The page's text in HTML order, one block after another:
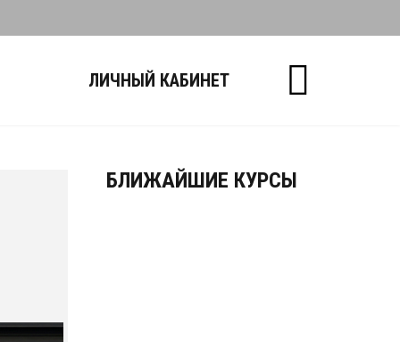
ЛИЧНЫЙ КАБИНЕТ
БЛИЖАЙШИЕ КУРСЫ